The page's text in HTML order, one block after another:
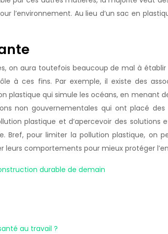
l’environnement. Au lieu d’un sac en
on aura toutefois beaucoup de mal à
à ces fins. Par exemple, il existe des
plastique qui simule les océans, en menant
non gouvernementales qui ont placé
plastique et d’apercevoir des
pour limiter la pollution plastique, on
leurs comportements pour mieux protéger
durable de demain
au travail ?